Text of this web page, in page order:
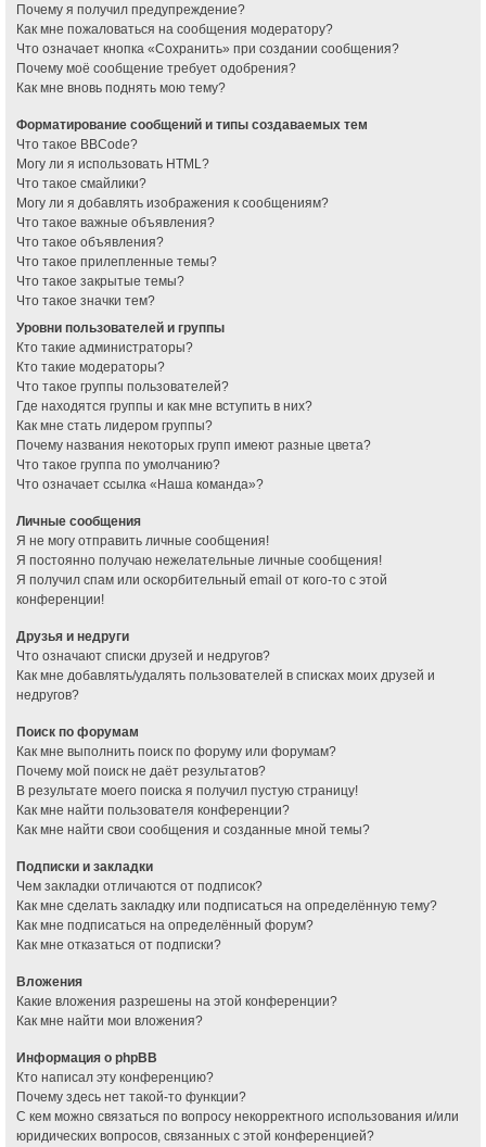
Почему я получил предупреждение?
Как мне пожаловаться на сообщения модератору?
Что означает кнопка «Сохранить» при создании сообщения?
Почему моё сообщение требует одобрения?
Как мне вновь поднять мою тему?
Форматирование сообщений и типы создаваемых тем
Что такое BBCode?
Могу ли я использовать HTML?
Что такое смайлики?
Могу ли я добавлять изображения к сообщениям?
Что такое важные объявления?
Что такое объявления?
Что такое прилепленные темы?
Что такое закрытые темы?
Что такое значки тем?
Уровни пользователей и группы
Кто такие администраторы?
Кто такие модераторы?
Что такое группы пользователей?
Где находятся группы и как мне вступить в них?
Как мне стать лидером группы?
Почему названия некоторых групп имеют разные цвета?
Что такое группа по умолчанию?
Что означает ссылка «Наша команда»?
Личные сообщения
Я не могу отправить личные сообщения!
Я постоянно получаю нежелательные личные сообщения!
Я получил спам или оскорбительный email от кого-то с этой
конференции!
Друзья и недруги
Что означают списки друзей и недругов?
Как мне добавлять/удалять пользователей в списках моих друзей и
недругов?
Поиск по форумам
Как мне выполнить поиск по форуму или форумам?
Почему мой поиск не даёт результатов?
В результате моего поиска я получил пустую страницу!
Как мне найти пользователя конференции?
Как мне найти свои сообщения и созданные мной темы?
Подписки и закладки
Чем закладки отличаются от подписок?
Как мне сделать закладку или подписаться на определённую тему?
Как мне подписаться на определённый форум?
Как мне отказаться от подписки?
Вложения
Какие вложения разрешены на этой конференции?
Как мне найти мои вложения?
Информация о phpBB
Кто написал эту конференцию?
Почему здесь нет такой-то функции?
С кем можно связаться по вопросу некорректного использования и/или
юридических вопросов, связанных с этой конференцией?